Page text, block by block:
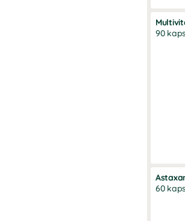
90 kaps
60 kaps